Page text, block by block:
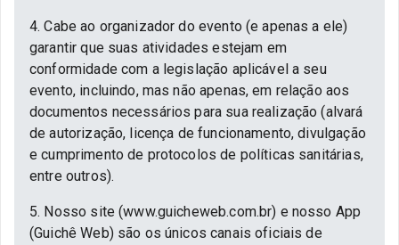
4. Cabe ao organizador do evento (e apenas a ele)
garantir que suas atividades estejam em
conformidade com a legislação aplicável a seu
evento, incluindo, mas não apenas, em relação aos
documentos necessários para sua realização (alvará
de autorização, licença de funcionamento, divulgação
e cumprimento de protocolos de políticas sanitárias,
entre outros).
5. Nosso site (www.guicheweb.com.br) e nosso App
(Guichê Web) são os únicos canais oficiais de